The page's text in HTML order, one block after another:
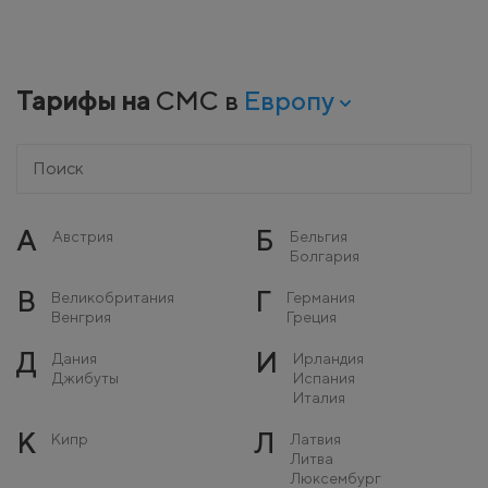
Тарифы на СМС в Европу
А Австрия Б
Бельгия
Болгария
В
Великобритания
Венгрия
Г
Германия
Греция
Д
Дания
Джибуты
И
Ирландия
Испания
Италия
К Кипр Л
Латвия
Литва
Люксембург